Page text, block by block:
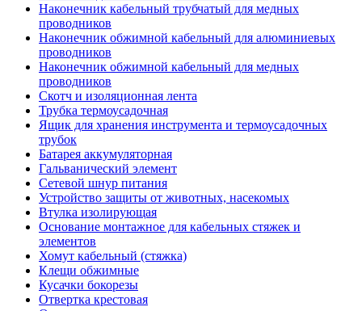
Наконечник кабельный трубчатый для медных
проводников
Наконечник обжимной кабельный для алюминиевых
проводников
Наконечник обжимной кабельный для медных
проводников
Скотч и изоляционная лента
Трубка термоусадочная
Ящик для хранения инструмента и термоусадочных
трубок
Батарея аккумуляторная
Гальванический элемент
Сетевой шнур питания
Устройство защиты от животных, насекомых
Втулка изолирующая
Основание монтажное для кабельных стяжек и
элементов
Хомут кабельный (стяжка)
Клещи обжимные
Кусачки бокорезы
Отвертка крестовая